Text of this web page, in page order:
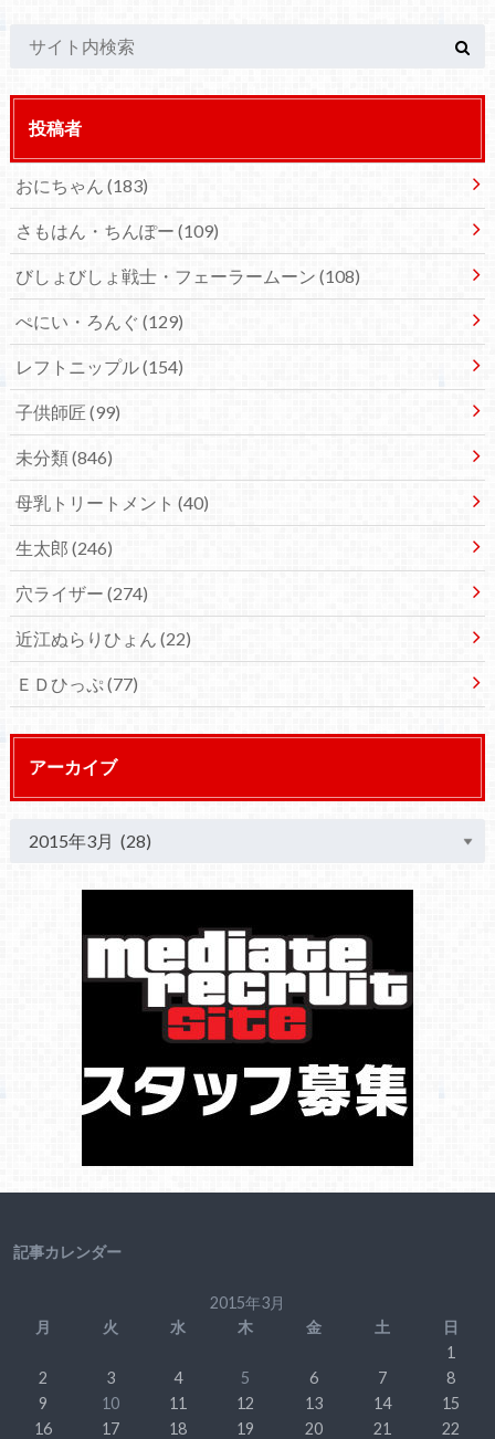
投稿者
おにちゃん (183)
さもはん・ちんぽー (109)
びしょびしょ戦士・フェーラームーン (108)
ぺにい・ろんぐ (129)
レフトニップル(154)
子供師匠 (99)
未分類(846)
母乳トリートメント (40)
生太郎 (246)
穴ライザー (274)
近江ぬらりひょん (22)
ＥＤひっぷ(77)
アーカイブ
記事カレンダー
2015年3月
月
火 水 木 金 土
日
1
2
3 4 5 6 7
8
9
10 11 12 13 14
15
16
17 18 19 20 21 22